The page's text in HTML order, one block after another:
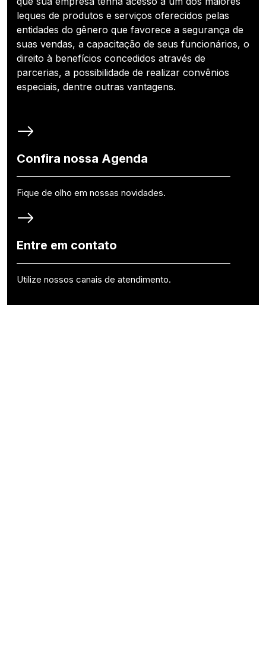
leques de produtos e serviços oferecidos pelas
entidades do gênero que favorece a segurança de
suas vendas, a capacitação de seus funcionários, o
direito à benefícios concedidos através de
parcerias, a possibilidade de realizar convênios
especiais, dentre outras vantagens.
Confira nossa Agenda
Fique de olho em nossas novidades.
Entre em contato
Utilize nossos canais de atendimento.